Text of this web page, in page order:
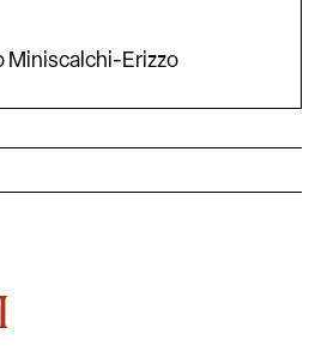
Miniscalchi-Erizzo